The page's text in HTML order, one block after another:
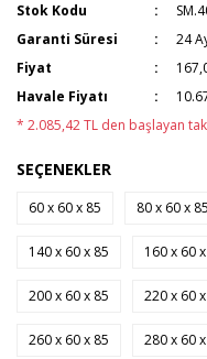
Stok Kodu
Garanti Süresi
24
Fiyat
Havale Fiyatı
* 2.085,42 TL den başlayan
SEÇENEKLER
60 x 60 x 85 80 x 60 x 85
140 x 60 x 85 160 x 60
200 x 60 x 85 220 x 60
260 x 60 x 85 280 x 60